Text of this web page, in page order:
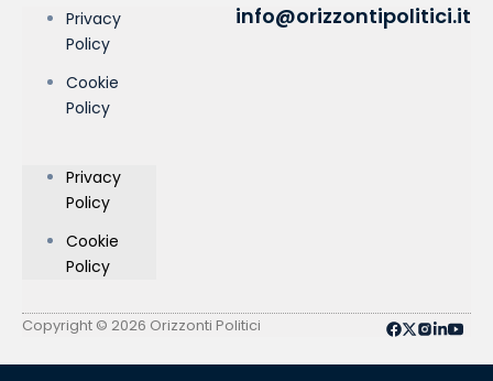
Privacy
Policy
Cookie
Policy
Privacy
Policy
Cookie
Policy
info@orizzontipolitici.it
Copyright © 2026 Orizzonti Politici